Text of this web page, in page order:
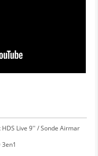
Live 9'' / Sonde Airmar